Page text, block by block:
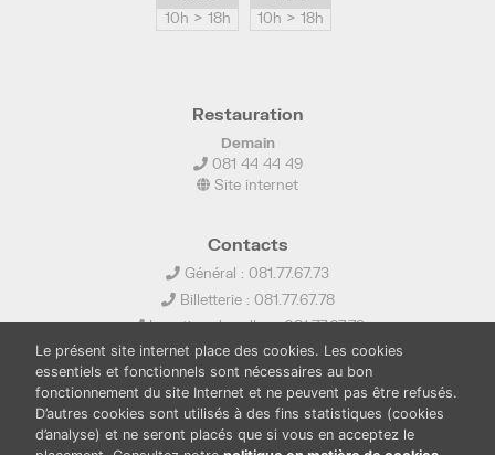
10h > 18h
10h > 18h
Restauration
Demain
081 44 44 49
Site internet
Contacts
Général : 081.77.67.73
Billetterie : 081.77.67.78
Location de salles : 081.77.67.79
info@ledelta.be
Le présent site internet place des cookies. Les cookies
essentiels et fonctionnels sont nécessaires au bon
fonctionnement du site Internet et ne peuvent pas être refusés.
D’autres cookies sont utilisés à des fins statistiques (cookies
d’analyse) et ne seront placés que si vous en acceptez le